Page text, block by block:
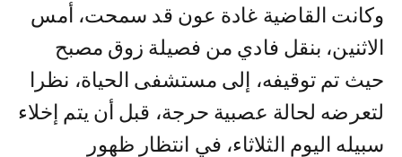
وكانت القاضية غادة عون قد سمحت، أمس
الاثنين، بنقل فادي من فصيلة زوق مصبح
حيث تم توقيفه، إلى مستشفى الحياة، نظرا
لتعرضه لحالة عصبية حرجة، قبل أن يتم إخلاء
سبيله اليوم الثلاثاء، في انتظار ظهور